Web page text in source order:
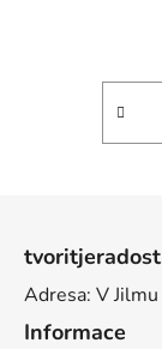
Adresa: V
Informace